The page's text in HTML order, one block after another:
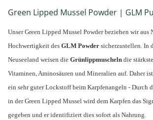
Green Lipped Mussel Powder | GLM
Unser Green Lipped Mussel Powder beziehen wir aus
Hochwertigkeit des GLM Powder sicherzustellen. In
Neuseeland weisen die Grünlippmuscheln die
Vitaminen, Aminosäuren und Mineralien auf. Daher
ein sehr guter Lockstoff beim Karpfenangeln - Durch
in der Green Lipped Mussel wird dem Karpfen das
gegeben und er identifiziert dies sofort als Nahrung.